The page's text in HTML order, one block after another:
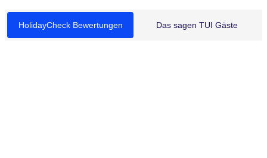
HolidayCheck Bewertungen Das sagen TUI Gäste